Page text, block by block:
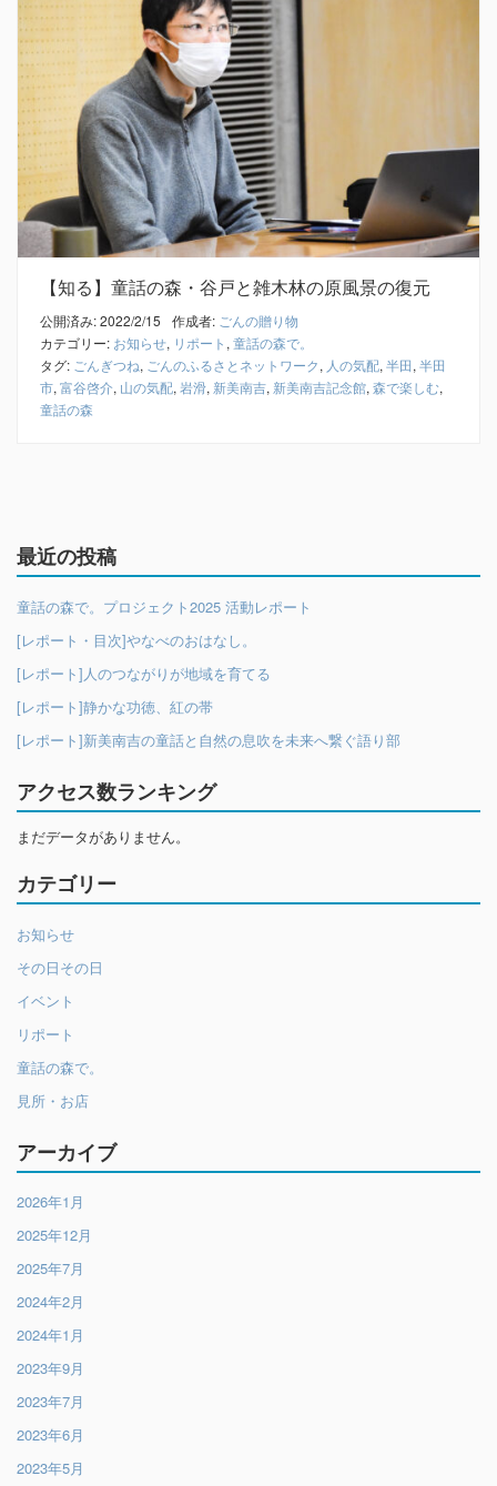
【知る】童話の森・谷戸と雑木林の原風景の復元
公開済み: 2022/2/15 作成者: ごんの贈り物
カテゴリー: お知らせ, リポート , 童話の森で。
タグ: ごんぎつね, ごんのふるさとネットワーク, 人の気配, 半田, 半田
市, 富谷啓介, 山の気配, 岩滑, 新美南吉, 新美南吉記念館, 森で楽しむ,
童話の森
最近の投稿
童話の森で。プロジェクト2025 活動レポート
[レポート・目次]やなべのおはなし。
[レポート]人のつながりが地域を育てる
[レポート]静かな功徳、紅の帯
[レポート]新美南吉の童話と自然の息吹を未来へ繋ぐ語り部
アクセス数ランキング
まだデータがありません。
カテゴリー
お知らせ
その日その日
イベント
リポート
童話の森で。
見所・お店
アーカイブ
2026年1月
2025年12月
2025年7月
2024年2月
2024年1月
2023年9月
2023年7月
2023年6月
2023年5月